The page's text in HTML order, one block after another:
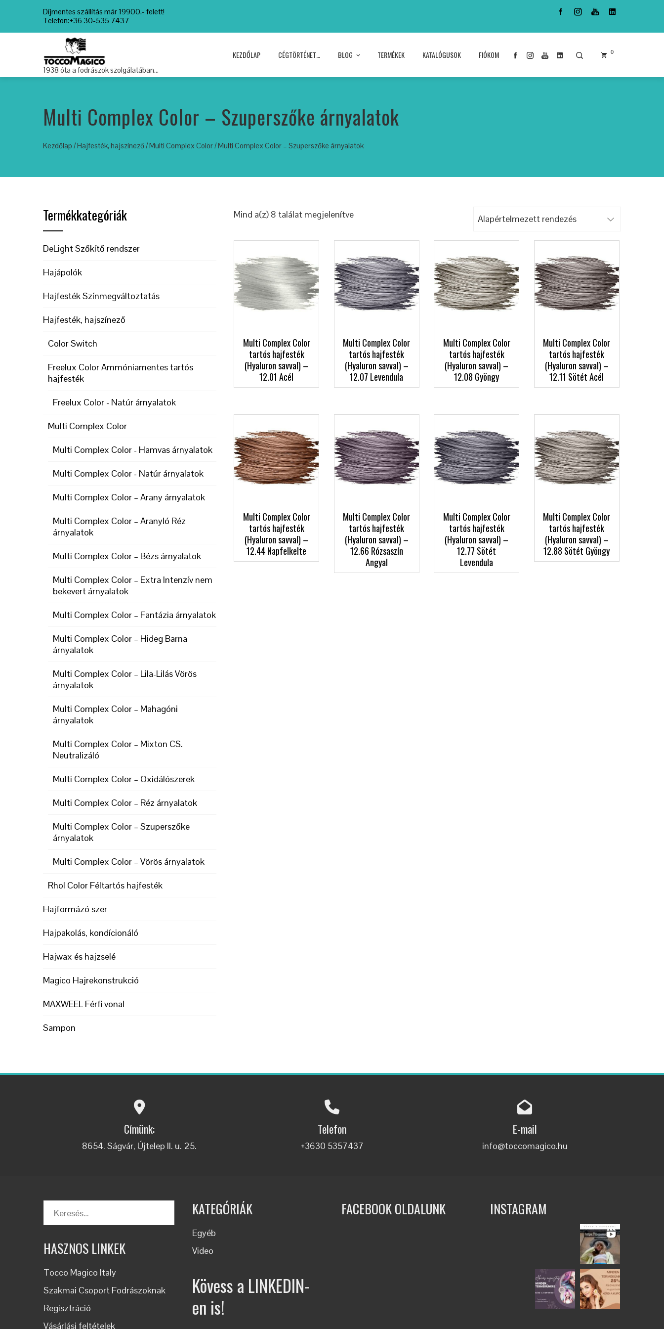
Díjmentes szállítás már 19900.- felett!
Telefon:+36 30-535 7437
1938 óta a fodrászok szolgálatában…
KEZDŐLAP CÉGTÖRTÉNET… BLOG TERMÉKEK KATALÓGUSOK FIÓKOM 0
Multi Complex Color – Szuperszőke árnyalatok
Kezdőlap /Hajfesték, hajszínező/Multi Complex Color/ Multi Complex Color – Szuperszőke árnyalatok
Mind a(z) 8 találat megjelenítve
Multi Complex Color
tartós hajfesték
(Hyaluron savval) –
12.01 Acél
Multi Complex Color
tartós hajfesték
(Hyaluron savval) –
12.07 Levendula
Multi Complex Color
tartós hajfesték
(Hyaluron savval) –
12.08 Gyöngy
Multi Complex Color
tartós hajfesték
(Hyaluron savval) –
12.11 Sötét Acél
Multi Complex Color
tartós hajfesték
(Hyaluron savval) –
12.44 Napfelkelte
Multi Complex Color
tartós hajfesték
(Hyaluron savval) –
12.66 Rózsaszín
Angyal
Multi Complex Color
tartós hajfesték
(Hyaluron savval) –
12.77 Sötét
Levendula
Multi Complex Color
tartós hajfesték
(Hyaluron savval) –
12.88 Sötét Gyöngy
Termékkategóriák
DeLight Szőkítő rendszer
Hajápolók
Hajfesték Színmegváltoztatás
Hajfesték, hajszínező
Color Switch
Freelux Color Ammóniamentes tartós
hajfesték
Freelux Color - Natúr árnyalatok
Multi Complex Color
Multi Complex Color - Hamvas árnyalatok
Multi Complex Color - Natúr árnyalatok
Multi Complex Color – Arany árnyalatok
Multi Complex Color – Aranyló Réz
árnyalatok
Multi Complex Color – Bézs árnyalatok
Multi Complex Color – Extra Intenzív nem
bekevert árnyalatok
Multi Complex Color – Fantázia árnyalatok
Multi Complex Color – Hideg Barna
árnyalatok
Multi Complex Color – Lila-Lilás Vörös
árnyalatok
Multi Complex Color – Mahagóni
árnyalatok
Multi Complex Color – Mixton CS.
Neutralizáló
Multi Complex Color – Oxidálószerek
Multi Complex Color – Réz árnyalatok
Multi Complex Color – Szuperszőke
árnyalatok
Multi Complex Color – Vörös árnyalatok
Rhol Color Féltartós hajfesték
Hajformázó szer
Hajpakolás, kondícionáló
Hajwax és hajzselé
Magico Hajrekonstrukció
MAXWEEL Férfi vonal
Sampon
Címünk:
8654. Ságvár, Újtelep II. u. 25.
Telefon
+3630 5357437
E-mail
info@toccomagico.hu
Keresés:
HASZNOS LINKEK
Tocco Magico Italy
Szakmai Csoport Fodrászoknak
Regisztráció
Vásárlási feltételek
KATEGÓRIÁK
Egyéb
Video
Kövess a LINKEDIN-
en is!
FACEBOOK OLDALUNK INSTAGRAM